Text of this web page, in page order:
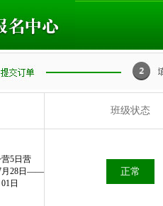
班级状态
5日营
月28日——
日
正常